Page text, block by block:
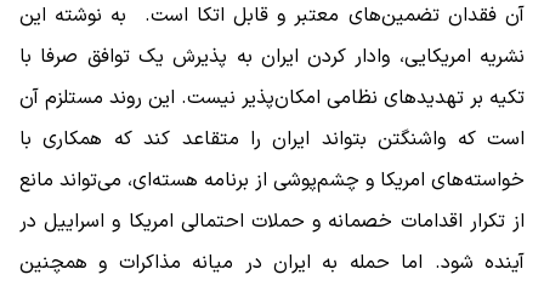
آن فقدان تضمین‌های معتبر و قابل اتکا است. به نوشته این
نشریه امریکایی، وادار کردن ایران به پذیرش یک توافق صرفا با
تکیه بر تهدیدهای نظامی امکان‌پذیر نیست. این روند مستلزم آن
است که واشنگتن بتواند ایران را متقاعد کند که همکاری با
خواسته‌های امریکا و چشم‌پوشی از برنامه هسته‌ای، می‌تواند مانع
از تکرار اقدامات خصمانه و حملات احتمالی امریکا و اسراییل در
آینده شود. اما حمله به ایران در میانه مذاکرات و همچنین